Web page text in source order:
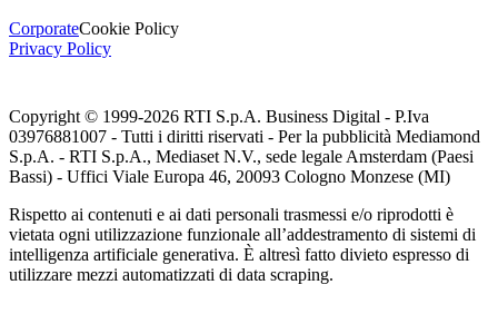
CorporateCookie Policy
Privacy Policy
Copyright © 1999-2026 RTI S.p.A. Business Digital - P.Iva
03976881007 - Tutti i diritti riservati - Per la pubblicità Mediamond
S.p.A. - RTI S.p.A., Mediaset N.V., sede legale Amsterdam (Paesi
Bassi) - Uffici Viale Europa 46, 20093 Cologno Monzese (MI)
Rispetto ai contenuti e ai dati personali trasmessi e/o riprodotti è
vietata ogni utilizzazione funzionale all’addestramento di sistemi di
intelligenza artificiale generativa. È altresì fatto divieto espresso di
utilizzare mezzi automatizzati di data scraping.